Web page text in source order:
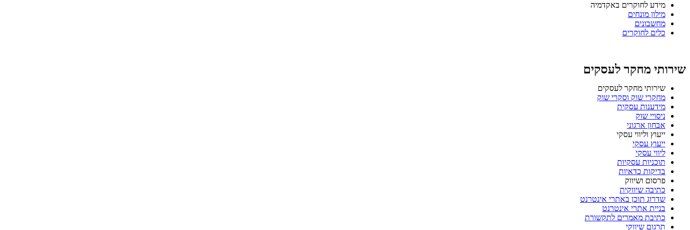
מידע לחוקרים באקדמיה
מילון מונחים
מחשבונים
כלים לחוקרים
שירותי מחקר לעסקים
שירותי מחקר לעסקים
מחקרי שוק וסקרי שוק
מידענות עסקית
ניסויי שוק
אבחון ארגוני
ייעוץ וליווי עסקי
ייעוץ עסקי
ליווי עסקי
תוכניות עסקיות
בדיקות כדאיות
פרסום ושיווק
כתיבה שיווקית
שדרוג תוכן באתרי אינטרנט
בניית אתרי אינטרנט
כתיבת מאמרים לתקשורת
תרגום שיווקי